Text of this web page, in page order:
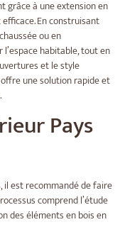
grâce à une extension en
En construisant
ou en
habitable, tout en
et le style
une solution rapide et
Pays
, il est recommandé de faire
comprend l’étude
des éléments en bois en